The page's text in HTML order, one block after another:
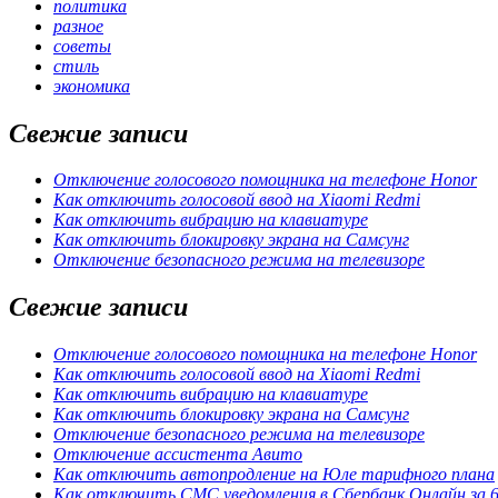
политика
разное
советы
стиль
экономика
Свежие записи
Отключение голосового помощника на телефоне Honor
Как отключить голосовой ввод на Xiaomi Redmi
Как отключить вибрацию на клавиатуре
Как отключить блокировку экрана на Самсунг
Отключение безопасного режима на телевизоре
Свежие записи
Отключение голосового помощника на телефоне Honor
Как отключить голосовой ввод на Xiaomi Redmi
Как отключить вибрацию на клавиатуре
Как отключить блокировку экрана на Самсунг
Отключение безопасного режима на телевизоре
Отключение ассистента Авито
Как отключить автопродление на Юле тарифного плана